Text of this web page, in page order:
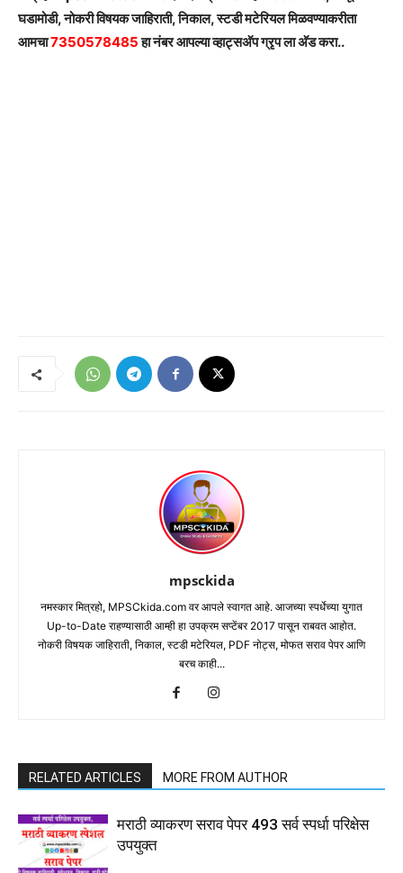
घडामोडी, नोकरी विषयक जाहिराती, निकाल, स्टडी मटेरियल मिळवण्याकरीता
आमचा7350578485हा नंबर आपल्या व्हाट्सअ‍ॅप ग्रृप ला अ‍ॅड करा..
mpsckida
नमस्कार मित्रहो, MPSCkida.com वर आपले स्वागत आहे. आजच्या स्पर्धेच्या युगात
Up-to-Date राहण्यासाठी आम्ही हा उपक्रम सप्टेंबर 2017 पासून राबवत आहोत.
नोकरी विषयक जाहिराती, निकाल, स्टडी मटेरियल, PDF नोट्स, मोफत सराव पेपर आणि
बरच काही...
RELATED ARTICLES MORE FROM AUTHOR
मराठी व्याकरण सराव पेपर 493 सर्व स्पर्धा परिक्षेस
उपयुक्त